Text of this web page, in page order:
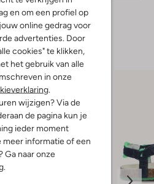
en om een profiel op
online gedrag voor
advertenties. Door
cookies" te klikken,
het gebruik van alle
in onze
wijzigen? Via de
de pagina kun je
ieder moment
meer informatie of een
Ga naar onze